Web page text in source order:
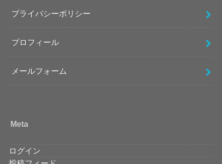
プライバシーポリシー
プロフィール
メールフォーム
Meta
ログイン